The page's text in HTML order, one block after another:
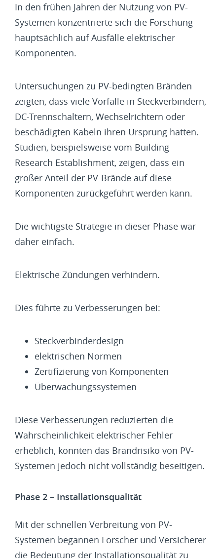
In den frühen Jahren der Nutzung von PV-
Systemen konzentrierte sich die Forschung
hauptsächlich auf Ausfälle elektrischer
Komponenten.
Untersuchungen zu PV-bedingten Bränden
zeigten, dass viele Vorfälle in Steckverbindern,
DC-Trennschaltern, Wechselrichtern oder
beschädigten Kabeln ihren Ursprung hatten.
Studien, beispielsweise vom Building
Research Establishment, zeigen, dass ein
großer Anteil der PV-Brände auf diese
Komponenten zurückgeführt werden kann.
Die wichtigste Strategie in dieser Phase war
daher einfach.
Elektrische Zündungen verhindern.
Dies führte zu Verbesserungen bei:
Steckverbinderdesign
elektrischen Normen
Zertifizierung von Komponenten
Überwachungssystemen
Diese Verbesserungen reduzierten die
Wahrscheinlichkeit elektrischer Fehler
erheblich, konnten das Brandrisiko von PV-
Systemen jedoch nicht vollständig beseitigen.
Phase 2 – Installationsqualität
Mit der schnellen Verbreitung von PV-
Systemen begannen Forscher und Versicherer
die Bedeutung der Installationsqualität zu